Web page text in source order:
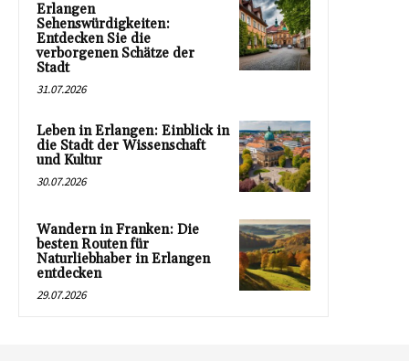
Erlangen
Sehenswürdigkeiten:
Entdecken Sie die
verborgenen Schätze der
Stadt
31.07.2026
Leben in Erlangen: Einblick in
die Stadt der Wissenschaft
und Kultur
30.07.2026
Wandern in Franken: Die
besten Routen für
Naturliebhaber in Erlangen
entdecken
29.07.2026